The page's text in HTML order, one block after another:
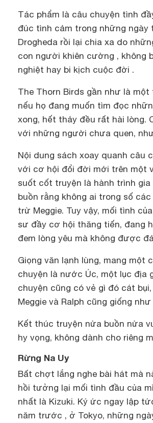
Tác phẩm là câu chuyện tình
đúc tình cảm trong những
Drogheda rồi lại chia xa do
con người khiên cường , không
nghiệt hay bi kịch cuộc đời .
The Thorn Birds gần như là
nếu họ đang muốn tìm đọc
xong, hết thảy đều rất hài lòng.
với những người chưa quen,
Nội dung sách xoay quanh câu
với cơ hội đổi đời mới trên một
suốt cốt truyện là hành trình
buồn rằng không ai trong số
trừ Meggie. Tuy vậy, mối tình
sư đầy cơ hội thăng tiến, đang
đem lòng yêu mà không được
Giọng văn lạnh lùng, mang một
chuyện là nước Úc, một lục địa
chuyện cũng có vẻ gì đó cát
Meggie và Ralph cũng giống
Kết thúc truyện nửa buồn nửa
hy vọng, không dành cho riêng
Rừng Na Uy
Bất chợt lắng nghe bài hát mà
hồi tưởng lại mối tình đầu của
nhất là Kizuki. Ký ức ngay lập
năm trước , ở Tokyo, những